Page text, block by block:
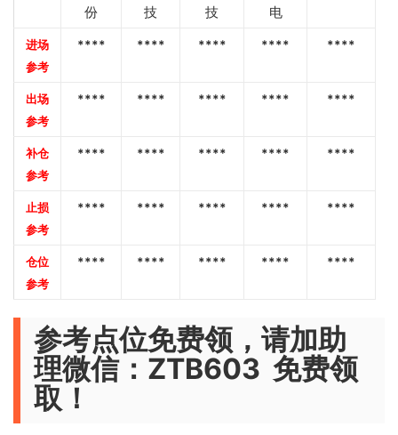
份
技
技
电
进场
参考
**** **** **** **** ****
出场
参考
**** **** **** **** ****
补仓
参考
**** **** **** **** ****
止损
参考
**** **** **** **** ****
仓位
参考
**** **** **** **** ****
参考点位免费领，请加助
理微信：ZTB603 免费领
取！